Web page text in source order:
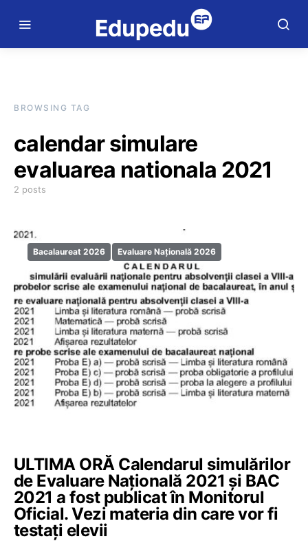
BROWSING TAG
calendar simulare
evaluarea nationala 2021
2 posts
Bacalaureat 2026 Evaluare Națională 2026
ULTIMA ORĂ Calendarul simulărilor
de Evaluare Națională 2021 și BAC
2021 a fost publicat în Monitorul
Oficial. Vezi materia din care vor fi
testați elevii